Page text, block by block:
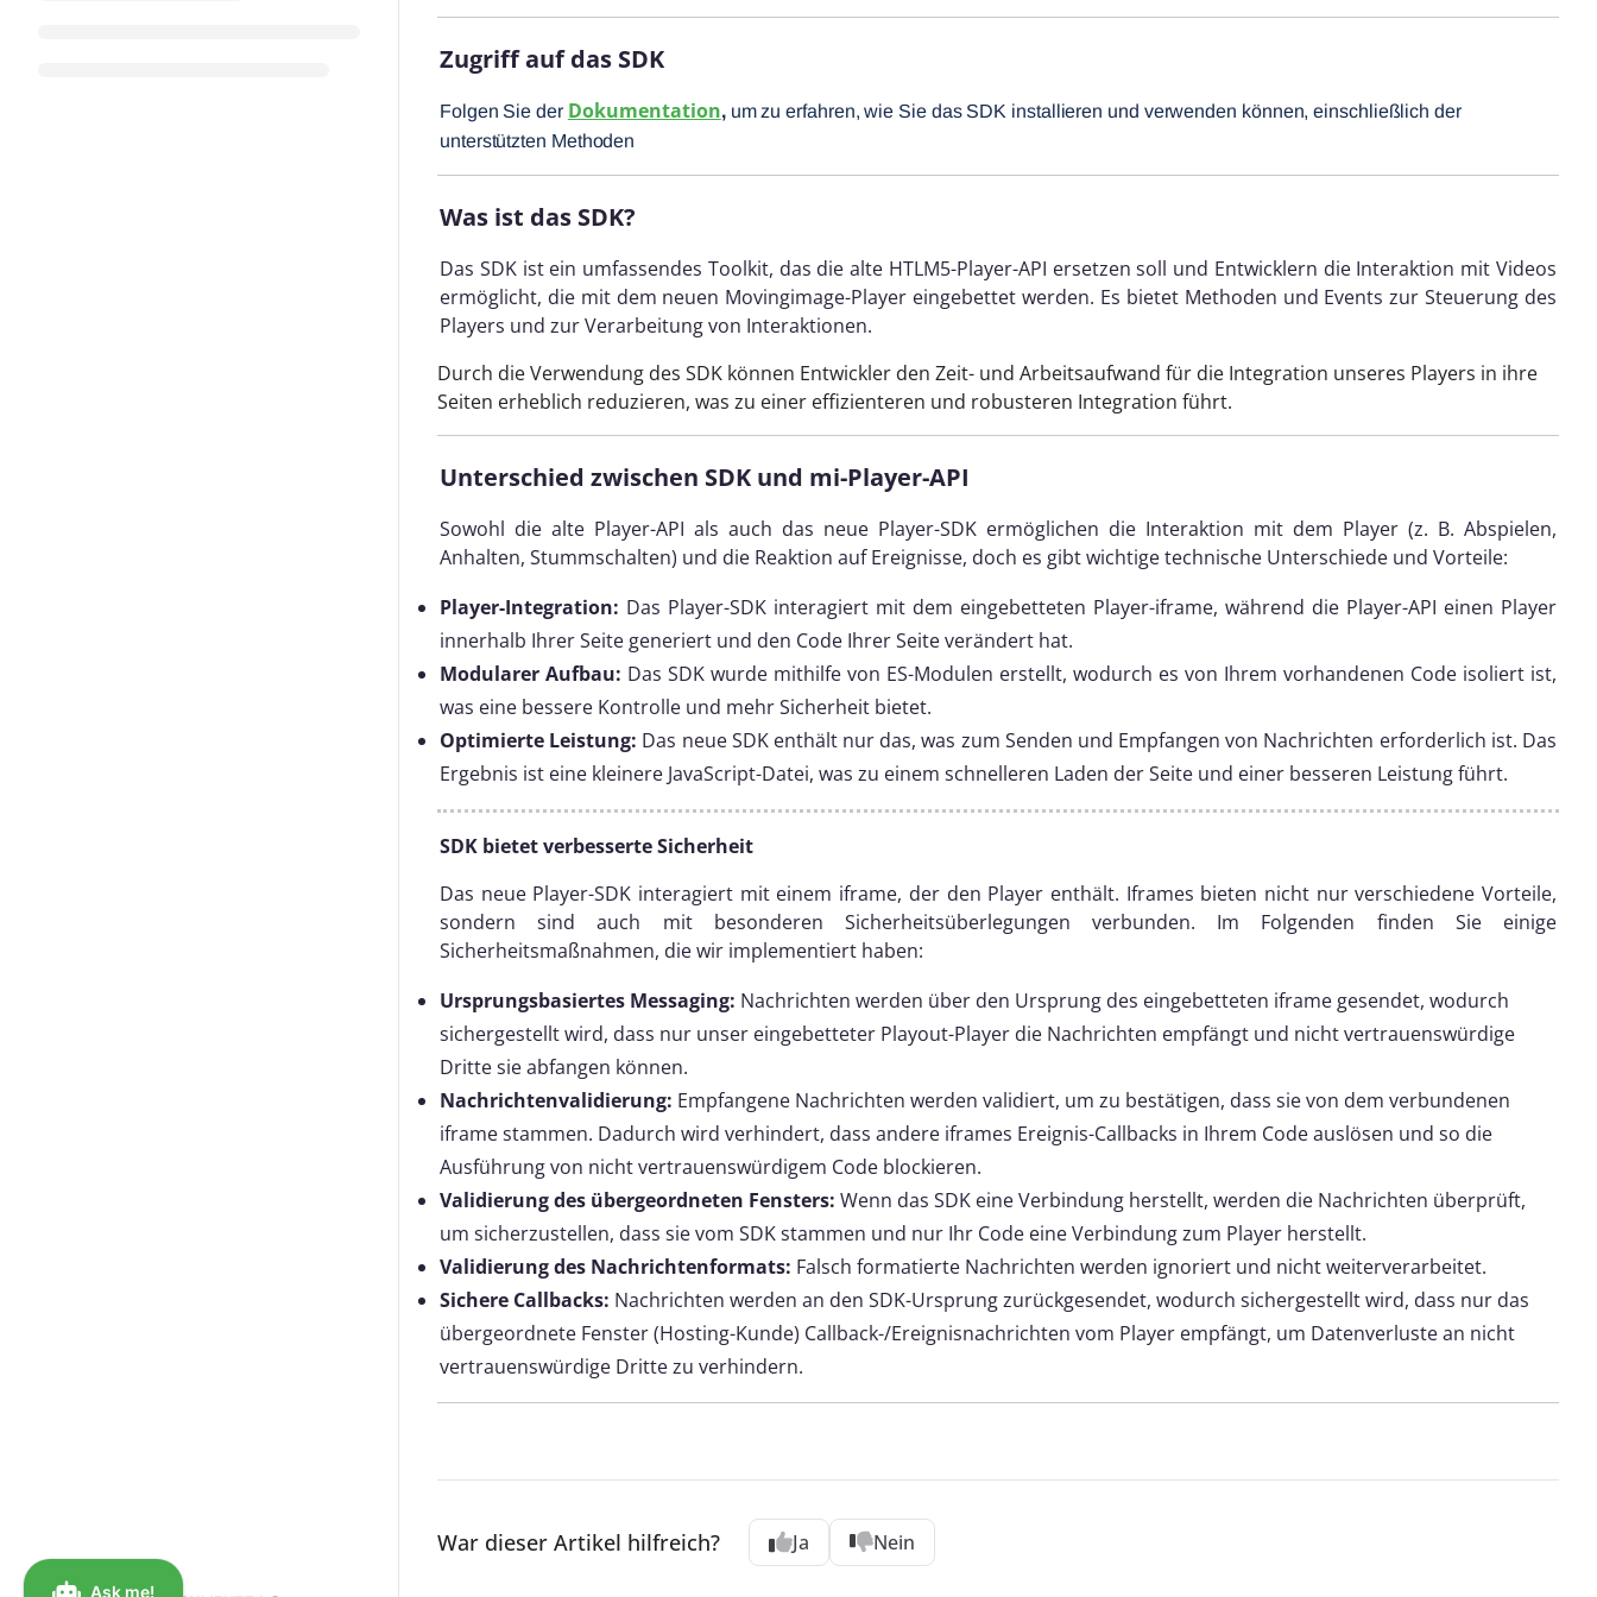
Zugriff auf das SDK
Folgen Sie der Dokumentation,um zu erfahren, wie Sie das SDK installieren und verwenden können, einschließlich der
unterstützten Methoden
Was ist das SDK?
Das SDK ist ein umfassendes Toolkit, das die alte HTLM5-Player-API ersetzen soll und Entwicklern die Interaktion mit Videos
ermöglicht, die mit dem neuen Movingimage-Player eingebettet werden. Es bietet Methoden und Events zur Steuerung des
Players und zur Verarbeitung von Interaktionen.
Durch die Verwendung des SDK können Entwickler den Zeit- und Arbeitsaufwand für die Integration unseres Players in ihre
Seiten erheblich reduzieren, was zu einer effizienteren und robusteren Integration führt.
Unterschied zwischen SDK und mi-Player-API
Sowohl die alte Player-API als auch das neue Player-SDK ermöglichen die Interaktion mit dem Player (z. B. Abspielen,
Anhalten, Stummschalten) und die Reaktion auf Ereignisse, doch es gibt wichtige technische Unterschiede und Vorteile:
Player-Integration: Das Player-SDK interagiert mit dem eingebetteten Player-iframe, während die Player-API einen Player
innerhalb Ihrer Seite generiert und den Code Ihrer Seite verändert hat.
Modularer Aufbau: Das SDK wurde mithilfe von ES-Modulen erstellt, wodurch es von Ihrem vorhandenen Code isoliert ist,
was eine bessere Kontrolle und mehr Sicherheit bietet.
Optimierte Leistung: Das neue SDK enthält nur das, was zum Senden und Empfangen von Nachrichten erforderlich ist. Das
Ergebnis ist eine kleinere JavaScript-Datei, was zu einem schnelleren Laden der Seite und einer besseren Leistung führt.
SDK bietet verbesserte Sicherheit
Das neue Player-SDK interagiert mit einem iframe, der den Player enthält. Iframes bieten nicht nur verschiedene Vorteile,
sondern sind auch mit besonderen Sicherheitsüberlegungen verbunden. Im Folgenden finden Sie einige
Sicherheitsmaßnahmen, die wir implementiert haben:
Ursprungsbasiertes Messaging: Nachrichten werden über den Ursprung des eingebetteten iframe gesendet, wodurch
sichergestellt wird, dass nur unser eingebetteter Playout-Player die Nachrichten empfängt und nicht vertrauenswürdige
Dritte sie abfangen können.
Nachrichtenvalidierung: Empfangene Nachrichten werden validiert, um zu bestätigen, dass sie von dem verbundenen
iframe stammen. Dadurch wird verhindert, dass andere iframes Ereignis-Callbacks in Ihrem Code auslösen und so die
Ausführung von nicht vertrauenswürdigem Code blockieren.
Validierung des übergeordneten Fensters: Wenn das SDK eine Verbindung herstellt, werden die Nachrichten überprüft,
um sicherzustellen, dass sie vom SDK stammen und nur Ihr Code eine Verbindung zum Player herstellt.
Validierung des Nachrichtenformats: Falsch formatierte Nachrichten werden ignoriert und nicht weiterverarbeitet.
Sichere Callbacks: Nachrichten werden an den SDK-Ursprung zurückgesendet, wodurch sichergestellt wird, dass nur das
übergeordnete Fenster (Hosting-Kunde) Callback-/Ereignisnachrichten vom Player empfängt, um Datenverluste an nicht
vertrauenswürdige Dritte zu verhindern.
War dieser Artikel hilfreich? Ja Nein